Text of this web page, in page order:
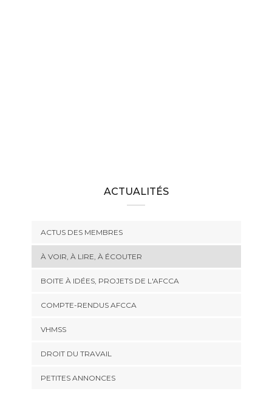
ACTUALITÉS
ACTUS DES MEMBRES
À VOIR, À LIRE, À ÉCOUTER
BOITE À IDÉES, PROJETS DE L'AFCCA
COMPTE-RENDUS AFCCA
VHMSS
DROIT DU TRAVAIL
PETITES ANNONCES